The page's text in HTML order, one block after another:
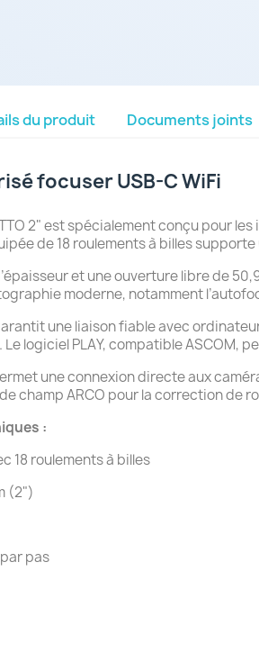
du produit Documents joints
focuser USB-C WiFi
2" est spécialement conçu pour
de 18 roulements à billes
et une ouverture libre de
moderne, notamment
une liaison fiable avec
logiciel PLAY, compatible ASCOM,
une connexion directe aux
champ ARCO pour la correction de
:
18 roulements à billes
(2")
pas